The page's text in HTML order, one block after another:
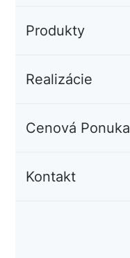
Produkty
Realizácie
Cenová Ponuka
Kontakt